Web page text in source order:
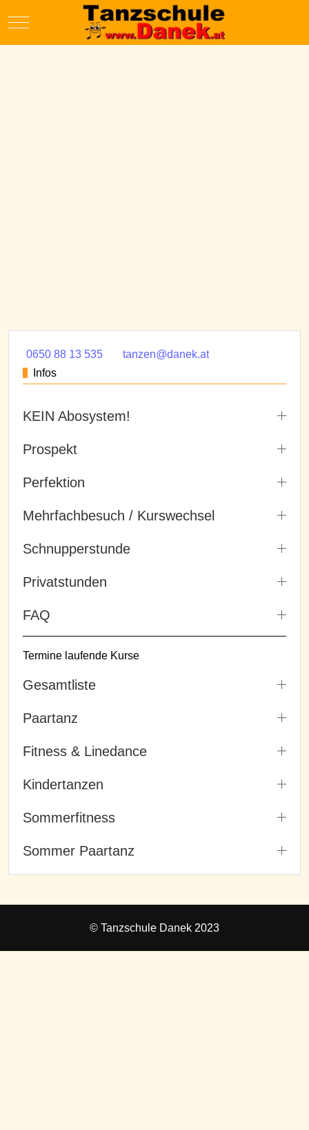
Mobile Menu Toggle
0650 88 13 535
tanzen@danek.at
Infos
KEIN Abosystem!
Prospekt
Perfektion
Mehrfachbesuch / Kurswechsel
Schnupperstunde
Privatstunden
FAQ
Termine laufende Kurse
Gesamtliste
Paartanz
Fitness & Linedance
Kindertanzen
Sommerfitness
Sommer Paartanz
© Tanzschule Danek 2023